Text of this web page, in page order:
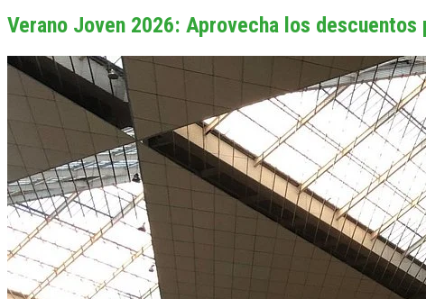
Verano Joven 2026: Aprovecha los descuentos